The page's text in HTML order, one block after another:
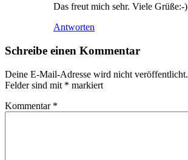
Das freut mich sehr. Viele Grüße:-)
Antworten
Schreibe einen Kommentar
Deine E-Mail-Adresse wird nicht veröffentlicht.
Felder sind mit * markiert
Kommentar *